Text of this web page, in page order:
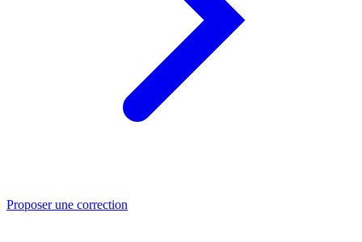
Proposer une correction